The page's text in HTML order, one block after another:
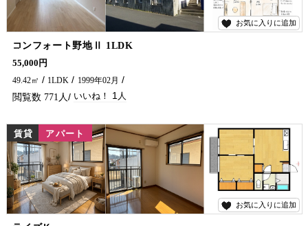
お気に入りに追加
コンフォート野地Ⅱ 1LDK
【 室内フルリフォーム 1LDK 】 1Kから1LDKへ生まれ変わりました✨ゆとりのあるLDKで、食事スペースとくつろぎ空間をしっかり確保。 単身者はもちろん、お二人でのご入居にもおすすめです。 完成が待ち遠しい注目のお部屋、内覧予約受付中ですので詳細につきましては五ヶ瀬不動産へお問い合わせください♪
55,000円
49.42㎡
1LDK 1999年02月
771 1
お気に入りに追加
賃貸 アパート